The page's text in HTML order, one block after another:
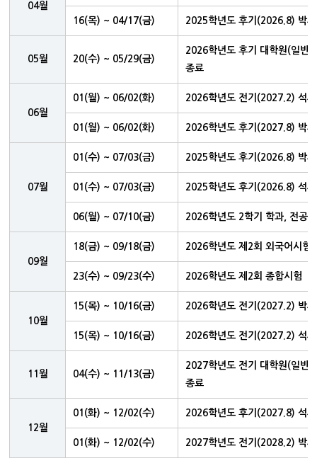
04월
16(목) ~ 04/17(금) 2025학년도 후기(2026.8) 박
05월 20(수) ~ 05/29(금)
2026학년도 후기 대학원(일반·
종료
06월
01(월) ~ 06/02(화) 2026학년도 전기(2027.2) 석
01(월) ~ 06/02(화) 2026학년도 후기(2027.8) 박
07월
01(수) ~ 07/03(금) 2025학년도 후기(2026.8) 박
01(수) ~ 07/03(금) 2025학년도 후기(2026.8) 석
06(월) ~ 07/10(금) 2026학년도 2학기 학과, 전공
09월
18(금) ~ 09/18(금) 2026학년도 제2회 외국어시험
23(수) ~ 09/23(수) 2026학년도 제2회 종합시험
10월
15(목) ~ 10/16(금) 2026학년도 전기(2027.2) 박
15(목) ~ 10/16(금) 2026학년도 전기(2027.2) 석
11월 04(수) ~ 11/13(금)
2027학년도 전기 대학원(일반·
종료
12월
01(화) ~ 12/02(수) 2026학년도 후기(2027.8) 석
01(화) ~ 12/02(수) 2027학년도 전기(2028.2) 박